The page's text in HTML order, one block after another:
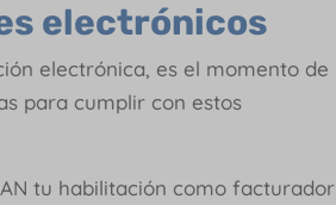
electrónicos
electrónica, es el momento de
para cumplir con estos
tu habilitación como facturador